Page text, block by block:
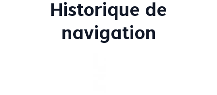
Historique de
navigation